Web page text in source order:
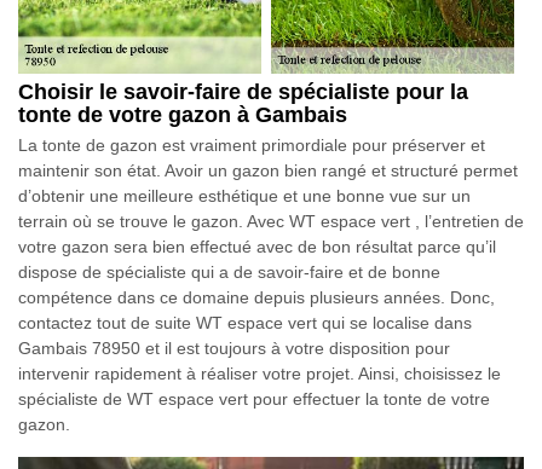
Choisir le savoir-faire de spécialiste pour la
tonte de votre gazon à Gambais
La tonte de gazon est vraiment primordiale pour préserver et
maintenir son état. Avoir un gazon bien rangé et structuré permet
d’obtenir une meilleure esthétique et une bonne vue sur un
terrain où se trouve le gazon. Avec WT espace vert , l’entretien de
votre gazon sera bien effectué avec de bon résultat parce qu’il
dispose de spécialiste qui a de savoir-faire et de bonne
compétence dans ce domaine depuis plusieurs années. Donc,
contactez tout de suite WT espace vert qui se localise dans
Gambais 78950 et il est toujours à votre disposition pour
intervenir rapidement à réaliser votre projet. Ainsi, choisissez le
spécialiste de WT espace vert pour effectuer la tonte de votre
gazon.